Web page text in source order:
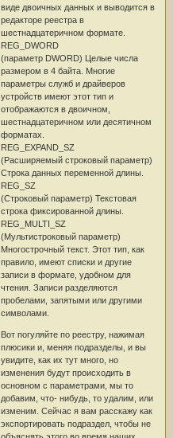
виде двоичных данных и выводится в
редакторе реестра в
шестнадцатеричном формате.
REG_DWORD
(параметр DWORD) Целые числа
размером в 4 байта. Многие
параметры служб и драйверов
устройств имеют этот тип и
отображаются в двоичном,
шестнадцатеричном или десятичном
форматах.
REG_EXPAND_SZ
(Расширяемый строковый параметр)
Строка данных переменной длины.
REG_SZ
(Строковый параметр) Текстовая
строка фиксированной длины.
REG_MULTI_SZ
(Мультистроковый параметр)
Многострочный текст. Этот тип, как
правило, имеют списки и другие
записи в формате, удобном для
чтения. Записи разделяются
пробелами, запятыми или другими
символами.
Вот погуляйте по реестру, нажимая
плюсики и, меняя подразделы, и вы
увидите, как их тут много, но
изменения будут происходить в
основном с параметрами, мы то
добавим, что- нибудь, то удалим, или
изменим. Сейчас я вам расскажу как
экспортировать подраздел, чтобы не
объяснять этого во время наших